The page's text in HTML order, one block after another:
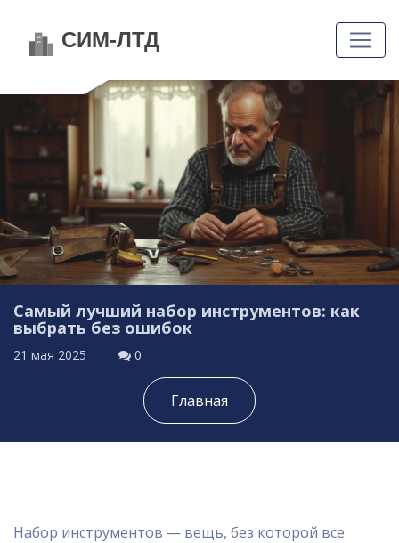
Самый лучший набор инструментов: как
выбрать без ошибок
21 мая 2025 0
Главная
Набор инструментов — вещь, без которой все